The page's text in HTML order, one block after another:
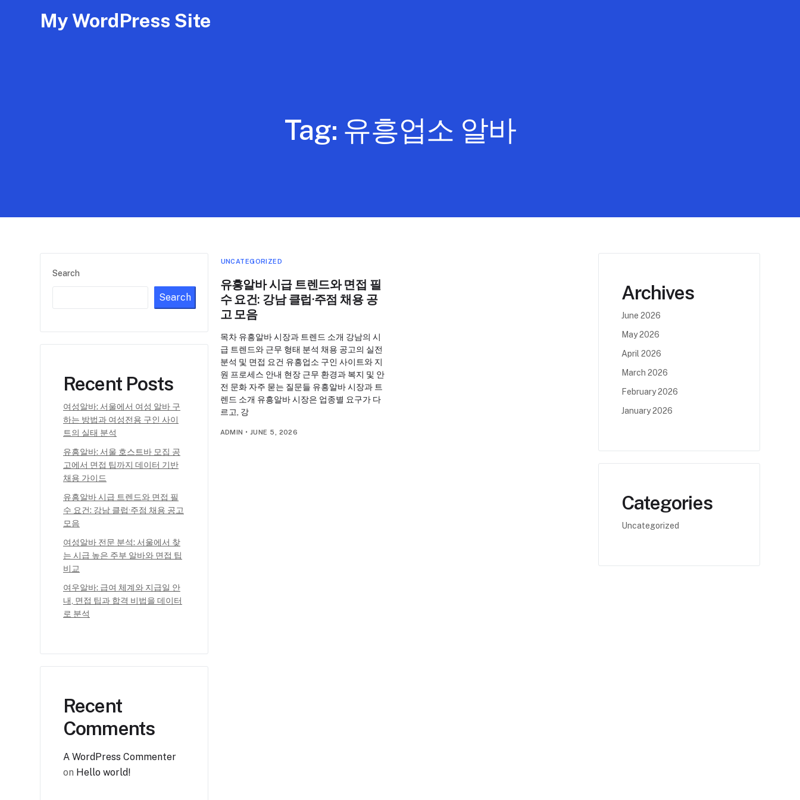
My WordPress Site
Tag: 유흥업소 알바
Search
Search
Recent Posts
여성알바: 서울에서 여성 알바 구
하는 방법과 여성전용 구인 사이
트의 실태 분석
유흥알바: 서울 호스트바 모집 공
고에서 면접 팁까지 데이터 기반
채용 가이드
유흥알바 시급 트렌드와 면접 필
수 요건: 강남 클럽·주점 채용 공고
모음
여성알바 전문 분석: 서울에서 찾
는 시급 높은 주부 알바와 면접 팁
비교
여우알바: 급여 체계와 지급일 안
내, 면접 팁과 합격 비법을 데이터
로 분석
Recent
Comments
A WordPress Commenter
on Hello world!
UNCATEGORIZED
유흥알바 시급 트렌드와 면접 필
수 요건: 강남 클럽·주점 채용 공
고 모음
목차 유흥알바 시장과 트렌드 소개 강남의 시
급 트렌드와 근무 형태 분석 채용 공고의 실전
분석 및 면접 요건 유흥업소 구인 사이트와 지
원 프로세스 안내 현장 근무 환경과 복지 및 안
전 문화 자주 묻는 질문들 유흥알바 시장과 트
렌드 소개 유흥알바 시장은 업종별 요구가 다
르고, 강
ADMIN • JUNE 5, 2026
Archives
June 2026
May 2026
April 2026
March 2026
February 2026
January 2026
Categories
Uncategorized